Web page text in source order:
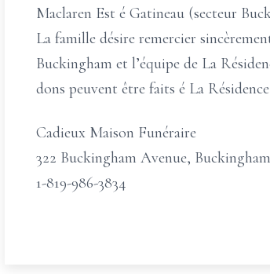
Maclaren Est é Gatineau (secteur
La famille désire remercier
Buckingham et l’équipe de La
dons peuvent être faits é La
Cadieux Maison Funéraire
322 Buckingham Avenue,
1-819-986-3834